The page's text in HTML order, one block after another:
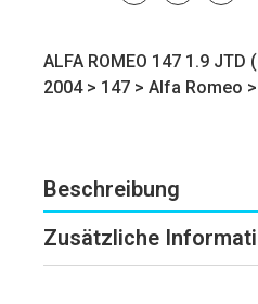
ALFA ROMEO 147 1.9 JTD
2004 > 147 > Alfa Romeo >
Beschreibung
Zusätzliche